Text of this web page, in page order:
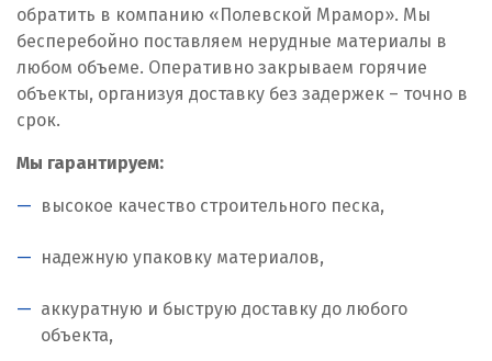
обратить в компанию «Полевской Мрамор». Мы
бесперебойно поставляем нерудные материалы в
любом объеме. Оперативно закрываем горячие
объекты, организуя доставку без задержек – точно в
срок.
Мы гарантируем:
высокое качество строительного песка,
надежную упаковку материалов,
аккуратную и быструю доставку до любого
объекта,